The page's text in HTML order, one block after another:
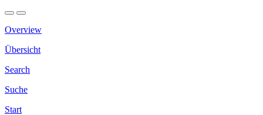
Overview
Übersicht
Search
Suche
Start